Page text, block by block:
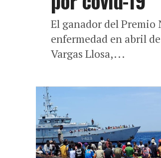
El ganador del
enfermedad en abril
Vargas Llosa,...